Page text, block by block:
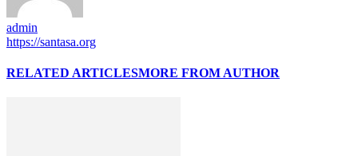
admin
https://santasa.org
RELATED ARTICLESMORE FROM AUTHOR